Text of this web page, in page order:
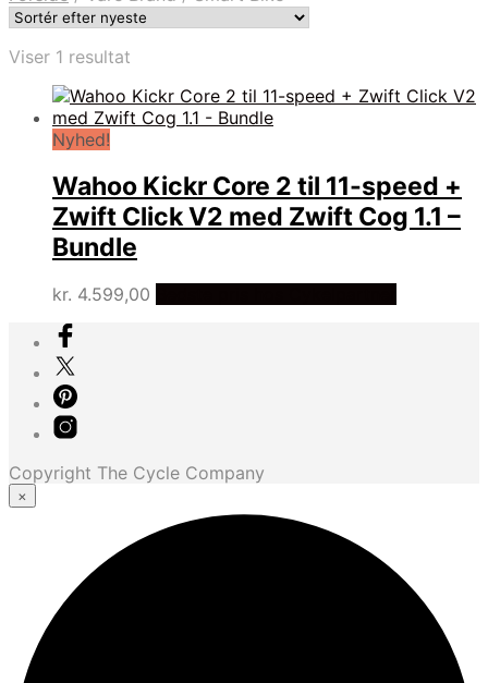
Viser 1 resultat
Nyhed!
Wahoo Kickr Core 2 til 11-speed +
Zwift Click V2 med Zwift Cog 1.1 –
Bundle
kr. 4.599,00
Copyright The Cycle Company
×